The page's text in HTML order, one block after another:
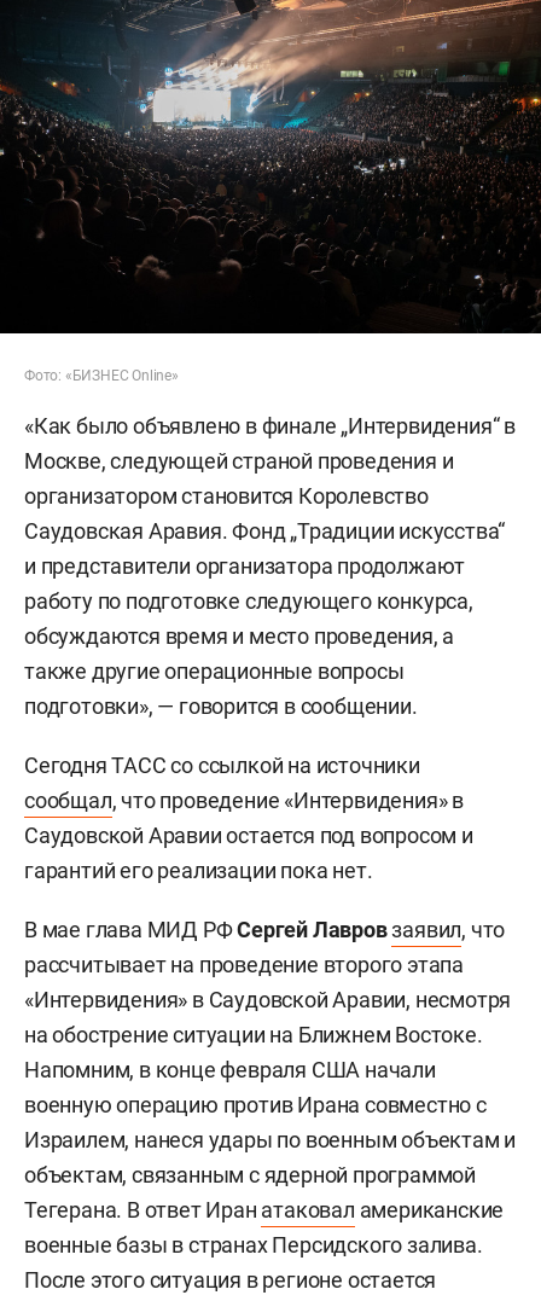
Фото: «БИЗНЕС Online»
«Как было объявлено в финале „Интервидения“ в
Москве, следующей страной проведения и
организатором становится Королевство
Саудовская Аравия. Фонд „Традиции искусства“
и представители организатора продолжают
работу по подготовке следующего конкурса,
обсуждаются время и место проведения, а
также другие операционные вопросы
подготовки», — говорится в сообщении.
Сегодня ТАСС со ссылкой на источники
сообщал, что проведение «Интервидения» в
Саудовской Аравии остается под вопросом и
гарантий его реализации пока нет.
В мае глава МИД РФСергей Лавровзаявил, что
рассчитывает на проведение второго этапа
«Интервидения» в Саудовской Аравии, несмотря
на обострение ситуации на Ближнем Востоке.
Напомним, в конце февраля США начали
военную операцию против Ирана совместно с
Израилем, нанеся удары по военным объектам и
объектам, связанным с ядерной программой
Тегерана. В ответ Иран атаковал американские
военные базы в странах Персидского залива.
После этого ситуация в регионе остается